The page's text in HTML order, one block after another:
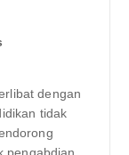
dengan
tidak
pengabdian